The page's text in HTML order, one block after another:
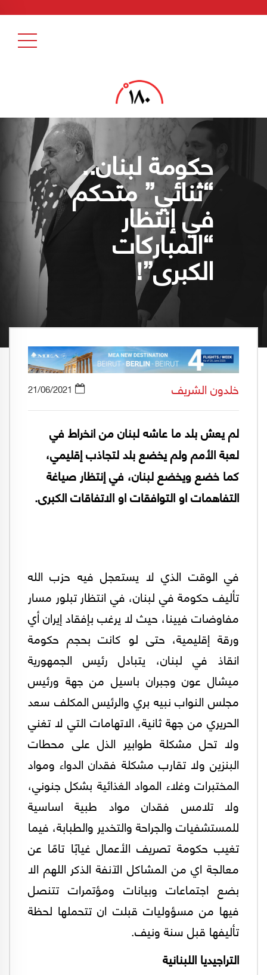
حكومة لبنان..
“ثنائي” متحكم
في إنتظار
“المباركات
الكبرى”!
خلدون الشريف 21/06/2021
لم يعش بلد ما عاشه لبنان من انخراط في
لعبة الأمم ولم يخضع بلد لتجاذب إقليمي،
كما خضع ويخضع لبنان، في إنتظار صياغة
التفاهمات او التوافقات او الاتفاقات الكبرى.
في الوقت الذي لا يستعجل فيه حزب الله
تأليف حكومة في لبنان، في انتظار تبلور مسار
مفاوضات فيينا، حيث لا يرغب بإفقاد إيران أي
ورقة إقليمية، حتى لو كانت بحجم حكومة
انقاذ في لبنان، يتبادل رئيس الجمهورية
ميشال عون وجبران باسيل من جهة ورئيس
مجلس النواب نبيه بري والرئيس المكلف سعد
الحريري من جهة ثانية، الاتهامات التي لا تغني
ولا تحل مشكلة طوابير الذل على محطات
البنزين ولا تقارب مشكلة فقدان الدواء ومواد
المختبرات وغلاء المواد الغذائية بشكل جنوني،
ولا تلامس فقدان مواد طبية اساسية
للمستشفيات والجراحة والتخدير والطبابة، فيما
تغيب حكومة تصريف الأعمال غيابًا تامًا عن
معالجة اي من المشاكل الآنفة الذكر اللهم الا
بضع اجتماعات وبيانات ومؤتمرات تتنصل
فيها من مسؤوليات قبلت ان تتحملها لحظة
تأليفها قبل سنة ونيف.
التراجيديا اللبنانية